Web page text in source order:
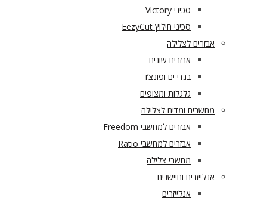
סכיני Victory
סכיני חילוץ EezyCut
אבזרים לצלילה
אבזרים שונים
בגדי ים ופונצ’ו
גלגלות ומצופים
מחשבים ומדים לצלילה
אבזרים למחשבי Freedom
אבזרים למחשבי Ratio
מחשבי צלילה
אנלייזרים וחיישנים
אנלייזרים